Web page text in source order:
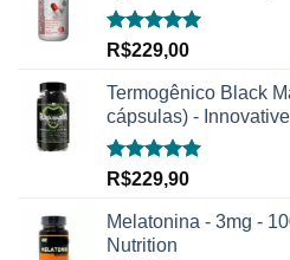
Avaliação
R$229,00
Termogênico Black
cápsulas) -
Avaliação
R$229,90
Melatonina - 3mg -
Nutrition